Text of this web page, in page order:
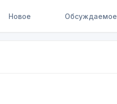
Новое Обсуждаемое